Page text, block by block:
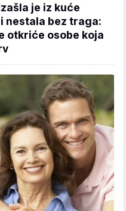
je iz kuće
nestala bez traga:
otkriće osobe koja